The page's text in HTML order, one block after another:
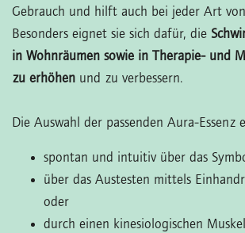
Gebrauch und hilft auch bei jeder Art
Besonders eignet sie sich dafür, die
in Wohnräumen sowie in Therapie- und
zu erhöhen und zu verbessern.
Die Auswahl der passenden Aura-Essenz
spontan und intuitiv über das
über das Austesten mittels
oder
durch einen kinesiologischen